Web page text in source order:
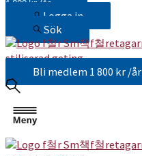
1 800 kr /år
Logga in
Sök
Bli medlem 1 800 kr /år